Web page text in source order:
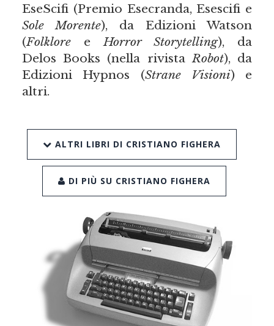
EseScifi (Premio Esecranda, Esescifi e
Sole Morente), da Edizioni Watson
(FolkloreeHorror Storytelling), da
Delos Books (nella rivistaRobot), da
Edizioni Hypnos (Strane Visioni) e
altri.
ALTRI LIBRI DI CRISTIANO FIGHERA
DI PIÙ SU CRISTIANO FIGHERA